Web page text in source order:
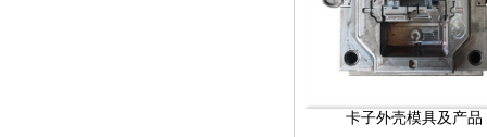
卡子外壳模具及产品